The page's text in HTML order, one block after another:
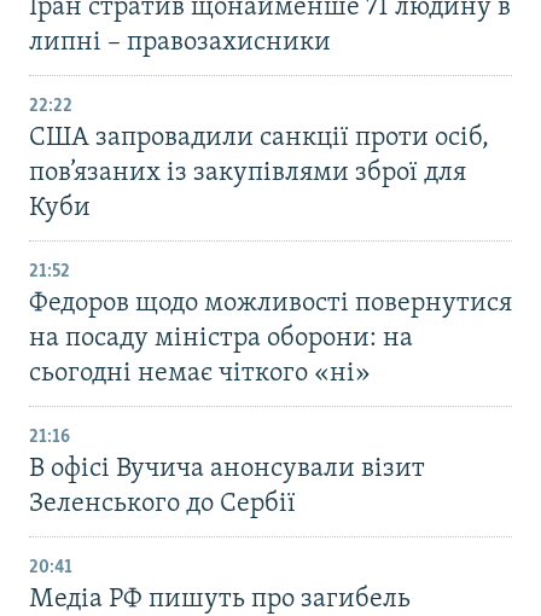
Іран стратив щонайменше 71 людину в
липні – правозахисники
22:22
США запровадили санкції проти осіб,
пов’язаних із закупівлями зброї для
Куби
21:52
Федоров щодо можливості повернутися
на посаду міністра оборони: на
сьогодні немає чіткого «ні»
21:16
В офісі Вучича анонсували візит
Зеленського до Сербії
20:41
Медіа РФ пишуть про загибель